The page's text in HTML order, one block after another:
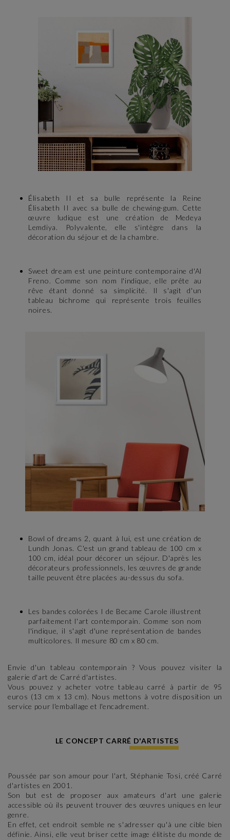
Élisabeth II et sa bulle représente la Reine
Élisabeth II avec sa bulle de chewing-gum. Cette
œuvre ludique est une création de Medeya
Lemdiya. Polyvalente, elle s'intègre dans la
décoration du séjour et de la chambre.
Sweet dream est une peinture contemporaine d'Al
Freno. Comme son nom l'indique, elle prête au
rêve étant donné sa simplicité. Il s'agit d'un
tableau bichrome qui représente trois feuilles
noires.
Bowl of dreams 2, quant à lui, est une création de
Lundh Jonas. C'est un grand tableau de 100 cm x
100 cm, idéal pour décorer un séjour. D'après les
décorateurs professionnels, les œuvres de grande
taille peuvent être placées au-dessus du sofa.
Les bandes colorées I de Became Carole illustrent
parfaitement l'art contemporain. Comme son nom
l'indique, il s'agit d'une représentation de bandes
multicolores. Il mesure 80 cm x 80 cm.
Envie d'un tableau contemporain ? Vous pouvez visiter la
galerie d'art de Carré d'artistes.
Vous pouvez y acheter votre tableau carré à partir de 95
euros (13 cm x 13 cm). Nous mettons à votre disposition un
service pour l'emballage et l'encadrement.
LE CONCEPT CARRÉ D'ARTISTES
Poussée par son amour pour l'art, Stéphanie Tosi, créé Carré
d'artistes en 2001.
Son but est de proposer aux amateurs d'art une galerie
accessible où ils peuvent trouver des œuvres uniques en leur
genre.
En effet, cet endroit semble ne s'adresser qu'à une cible bien
définie. Ainsi, elle veut briser cette image élitiste du monde de